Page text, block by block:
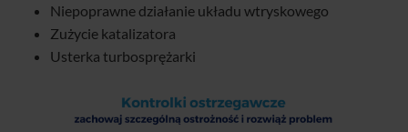
Niepoprawne działanie układu wtryskowego
Zużycie katalizatora
Usterka turbosprężarki